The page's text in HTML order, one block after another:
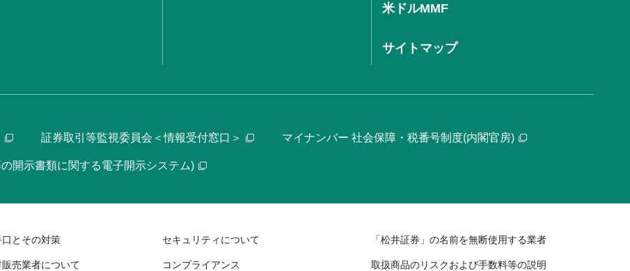
米ドルMMF
サイトマップ
証券取引等監視委員会＜情報受付窓口＞ マイナンバー 社会保障・税番号制度(内閣官房)
開示書類に関する電子開示システム)
とその対策 セキュリティについて 「松井証券」の名前を無断使用する業者
売業者について コンプライアンス 取扱商品のリスクおよび手数料等の説明